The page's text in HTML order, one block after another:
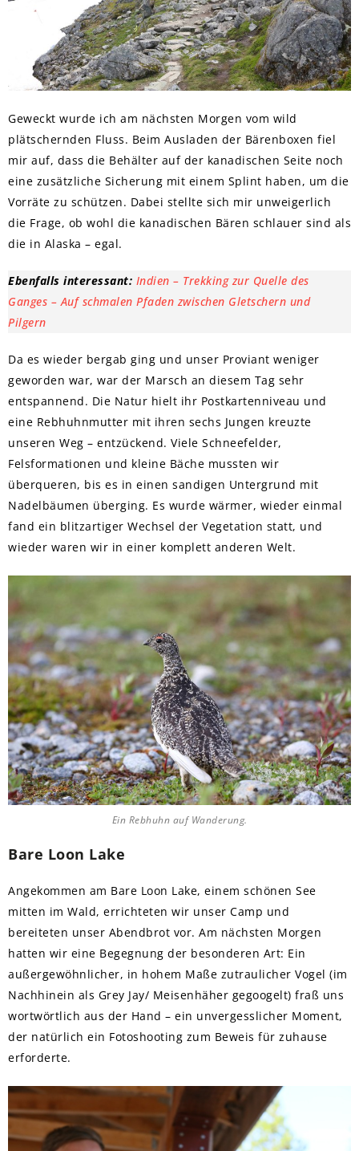
Geweckt wurde ich am nächsten Morgen vom wild
plätschernden Fluss. Beim Ausladen der Bärenboxen fiel
mir auf, dass die Behälter auf der kanadischen Seite noch
eine zusätzliche Sicherung mit einem Splint haben, um die
Vorräte zu schützen. Dabei stellte sich mir unweigerlich
die Frage, ob wohl die kanadischen Bären schlauer sind als
die in Alaska – egal.
Ebenfalls interessant: Indien – Trekking zur Quelle des
Ganges – Auf schmalen Pfaden zwischen Gletschern und
Pilgern
Da es wieder bergab ging und unser Proviant weniger
geworden war, war der Marsch an diesem Tag sehr
entspannend. Die Natur hielt ihr Postkartenniveau und
eine Rebhuhnmutter mit ihren sechs Jungen kreuzte
unseren Weg – entzückend. Viele Schneefelder,
Felsformationen und kleine Bäche mussten wir
überqueren, bis es in einen sandigen Untergrund mit
Nadelbäumen überging. Es wurde wärmer, wieder einmal
fand ein blitzartiger Wechsel der Vegetation statt, und
wieder waren wir in einer komplett anderen Welt.
Ein Rebhuhn auf Wanderung.
Bare Loon Lake
Angekommen am Bare Loon Lake, einem schönen See
mitten im Wald, errichteten wir unser Camp und
bereiteten unser Abendbrot vor. Am nächsten Morgen
hatten wir eine Begegnung der besonderen Art: Ein
außergewöhnlicher, in hohem Maße zutraulicher Vogel (im
Nachhinein als Grey Jay/ Meisenhäher gegoogelt) fraß uns
wortwörtlich aus der Hand – ein unvergesslicher Moment,
der natürlich ein Fotoshooting zum Beweis für zuhause
erforderte.